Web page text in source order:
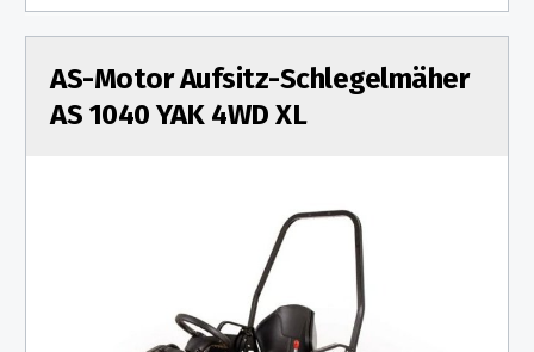
AS-Motor Aufsitz-Schlegelmäher
AS 1040 YAK 4WD XL